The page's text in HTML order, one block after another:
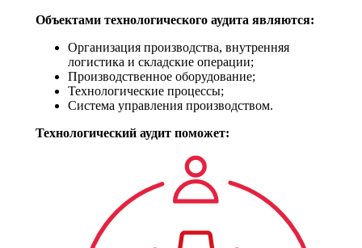
Объектами технологического аудита являются:
Организация производства, внутренняя
логистика и складские операции;
Производственное оборудование;
Технологические процессы;
Система управления производством.
Технологический аудит поможет: